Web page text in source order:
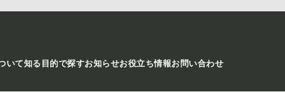
いて知る 目的で探すお知らせお役立ち情報お問い合わせ